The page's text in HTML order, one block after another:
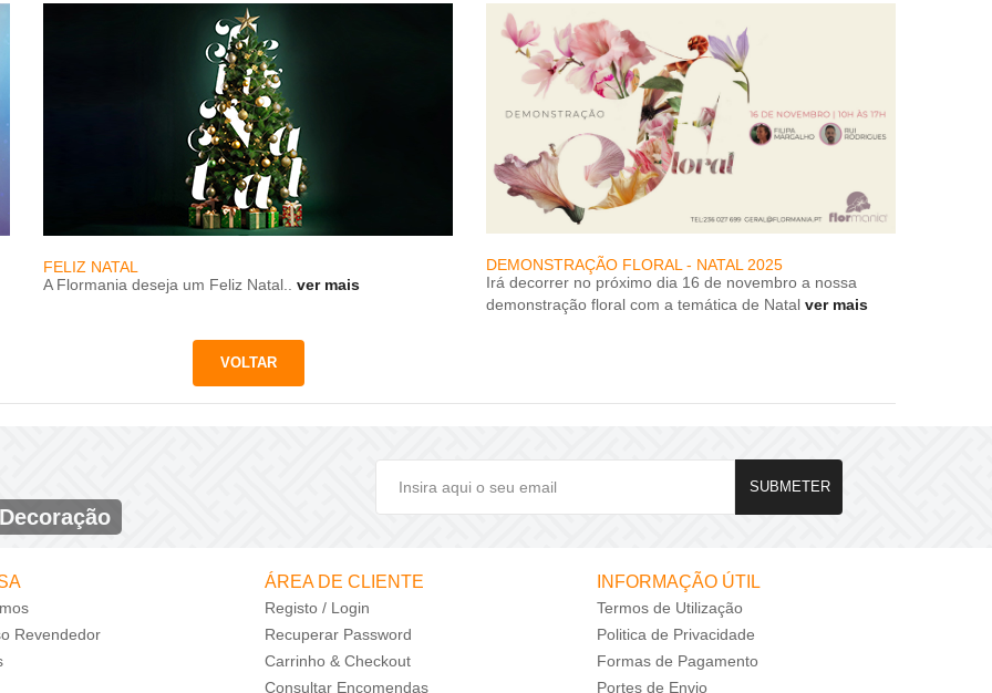
FELIZ NATAL
A Flormania deseja um Feliz Natal..
ver mais
DEMONSTRAÇÃO FLORAL - NATAL 2025
Irá decorrer no próximo dia 16 de novembro a nossa
demonstração floral com a temática de Natal ver mais
SUBMETER
Revendedor
ÁREA DE CLIENTE
Registo / Login
Recuperar Password
Carrinho & Checkout
Consultar Encomendas
INFORMAÇÃO ÚTIL
Termos de Utilização
Politica de Privacidade
Formas de Pagamento
Portes de Envio